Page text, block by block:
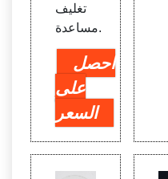
تغليف
مساعدة.
احصل
على
السعر